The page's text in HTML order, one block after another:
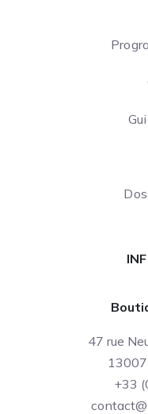
47 rue
+33